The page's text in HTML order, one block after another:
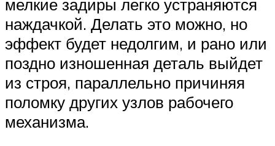
мелкие задиры легко устраняются
наждачкой. Делать это можно, но
эффект будет недолгим, и рано или
поздно изношенная деталь выйдет
из строя, параллельно причиняя
поломку других узлов рабочего
механизма.